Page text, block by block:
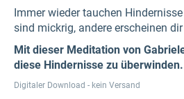
Immer wieder tauchen
sind mickrig, andere erscheinen
Mit dieser Meditation von
diese Hindernisse zu überwinden.
Digitaler Download - kein Versand